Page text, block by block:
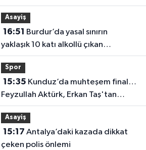
milyon TL’lik yatırım
Asayiş
16:51
yaklaşık 10 katı alkollü çıkan
sürücüye büyük ceza
Spor
15:35
Feyzullah Aktürk, Erkan Taş'tan
Kırkpınar'ın rövanşını aldı
Asayiş
15:17
çeken polis önlemi